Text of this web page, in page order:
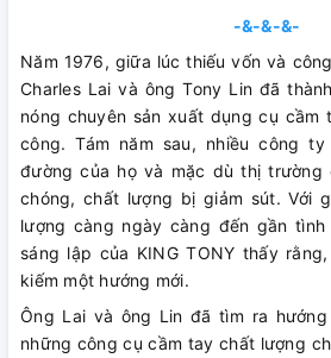
-&-&-&-
Năm 1976, giữa lúc thiếu vốn và
Charles Lai và ông Tony Lin đã
nóng chuyên sản xuất dụng cụ cầm
công. Tám năm sau, nhiều công
đường của họ và mặc dù thị trường
chóng, chất lượng bị giảm sút. Với
lượng càng ngày càng đến gần
sáng lập của KING TONY thấy
kiếm một hướng mới.
Ông Lai và ông Lin đã tìm ra
những công cụ cầm tay chất lượng